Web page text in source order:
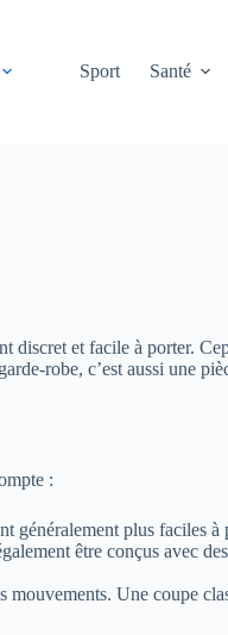
Sport Santé
discret et facile à porter.
robe, c’est aussi une
:
généralement plus faciles
être conçus avec
Une coupe